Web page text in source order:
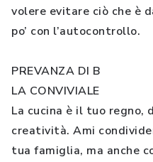
volere evitare ciò che è
po’ con l’autocontrollo.
PREVANZA DI B
LA CONVIVIALE
La cucina è il tuo regno,
creatività. Ami
tua famiglia, ma anche